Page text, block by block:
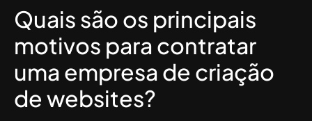
Quais são os principais
motivos para contratar
uma empresa de criação
de websites?